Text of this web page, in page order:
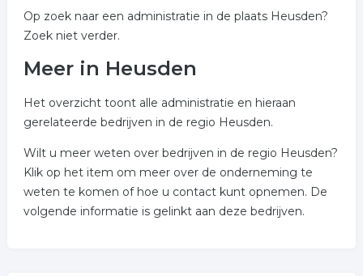
Op zoek naar een administratie in de plaats Heusden?
Zoek niet verder.
Meer in Heusden
Het overzicht toont alle administratie en hieraan
gerelateerde bedrijven in de regio Heusden.
Wilt u meer weten over bedrijven in de regio Heusden?
Klik op het item om meer over de onderneming te
weten te komen of hoe u contact kunt opnemen. De
volgende informatie is gelinkt aan deze bedrijven.